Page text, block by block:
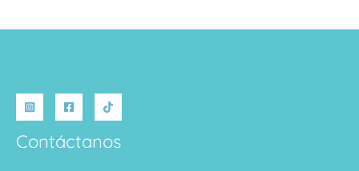
Contáctanos